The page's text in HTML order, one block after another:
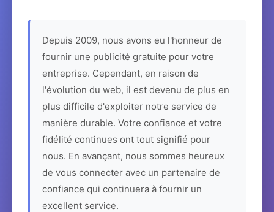
Depuis 2009, nous avons eu l'honneur de
fournir une publicité gratuite pour votre
entreprise. Cependant, en raison de
l'évolution du web, il est devenu de plus en
plus difficile d'exploiter notre service de
manière durable. Votre confiance et votre
fidélité continues ont tout signifié pour
nous. En avançant, nous sommes heureux
de vous connecter avec un partenaire de
confiance qui continuera à fournir un
excellent service.